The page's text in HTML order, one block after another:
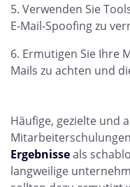
Verwenden Sie
E-Mail-Spoofing zu
Ermutigen Sie Ihre
Mails zu achten und
Häufige, gezielte und
Mitarbeiterschulungen
Ergebnisseals
langweilige